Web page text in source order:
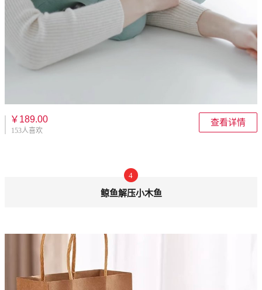
￥189.00
153人喜欢
查看详情
4
鲸鱼解压小木鱼